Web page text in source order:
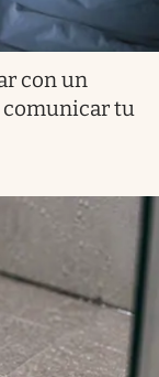
con un
comunicar tu